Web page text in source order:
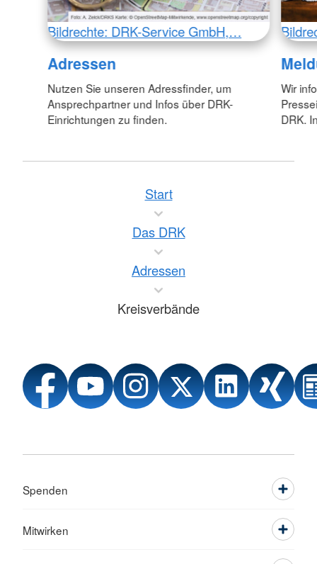
Bildrechte: DRK-Service GmbH,…
Adressen
Nutzen Sie unseren Adressfinder, um
Ansprechpartner und Infos über DRK-
Einrichtungen zu finden.
Wir
DRK.
Start
Das DRK
Adressen
Kreisverbände
Spenden
Mitwirken